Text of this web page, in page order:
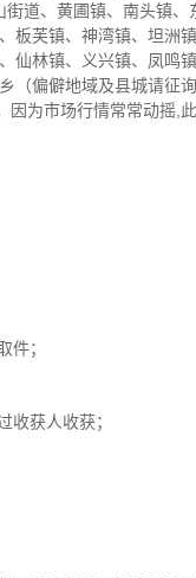
道、黄圃镇、南头镇
板芙镇、神湾镇、坦洲
仙林镇、义兴镇、凤鸣
（偏僻地域及县城请征
为市场行情常常动摇,
件；
获人收获；